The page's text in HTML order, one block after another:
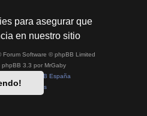
para asegurar que
en nuestro sitio
Forum Software © phpBB Limited
phpBB 3.3 por MrGaby
phpBB España
|Condiciones